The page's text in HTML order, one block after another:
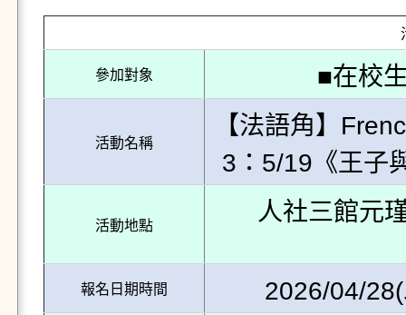
參加對象 ■在校
活動名稱
【法語角】
3：5/19《王子
活動地點 人社三館元
報名日期時間 2026/04/